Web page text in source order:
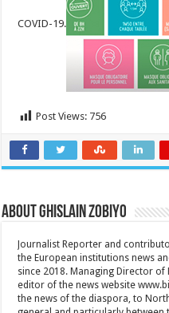
COVID-19.
Post Views: 756
About Ghislain Zobiyo
Journalist Reporter and
the European institutions news
since 2018. Managing Director
editor of the news website
the news of the diaspora, to